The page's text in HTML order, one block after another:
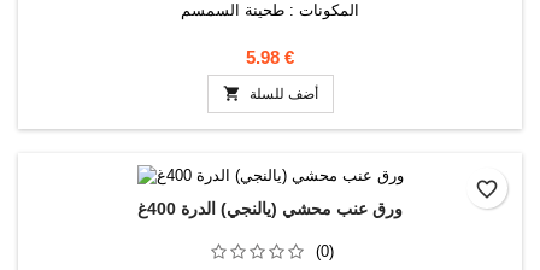
المكونات : طحينة السمسم
5.98 €
 أضف للسلة
ورق عنب محشي (يالنجي) الدرة 400غ
(0)
favorite_border